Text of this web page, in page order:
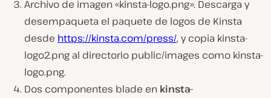
Archivo de imagen «kinsta-logo.png». Descarga y
desempaqueta el paquete de logos de Kinsta
desde https://kinsta.com/press/, y copia kinsta-
logo2.png al directorio public/images como kinsta-
logo.png.
Dos componentes blade en kinsta-